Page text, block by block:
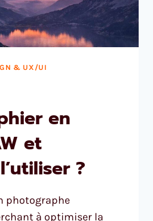
& UX/UI
en
et
?
photographe
à optimiser la